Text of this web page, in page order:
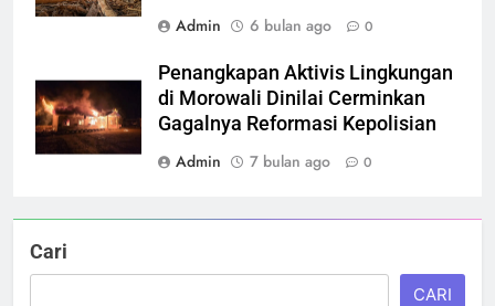
Admin
6 bulan ago 0
Penangkapan Aktivis Lingkungan
di Morowali Dinilai Cerminkan
Gagalnya Reformasi Kepolisian
Admin
7 bulan ago 0
Cari
CARI